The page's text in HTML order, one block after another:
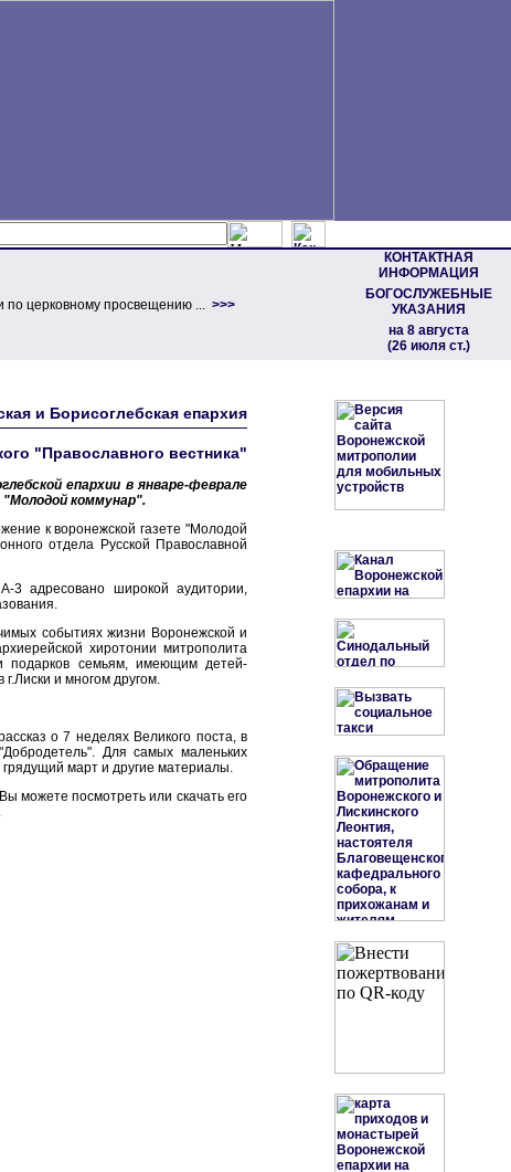
КОНТАКТНАЯ
ИНФОРМАЦИЯ
БОГОСЛУЖЕБНЫЕ
УКАЗАНИЯ
на 8 августа
(26 июля ст.)
по церковному просвещению ... >>>
и Борисоглебская епархия
"Православного вестника"
епархии в январе-феврале
"Молодой коммунар".
к воронежской газете "Молодой
отдела Русской Православной
3 адресовано широкой аудитории,
событиях жизни Воронежской и
хиротонии митрополита
подарков семьям, имеющим детей-
и многом другом.
о 7 неделях Великого поста, в
Для самых маленьких
грядущий март и другие материалы.
можете посмотреть или скачать его